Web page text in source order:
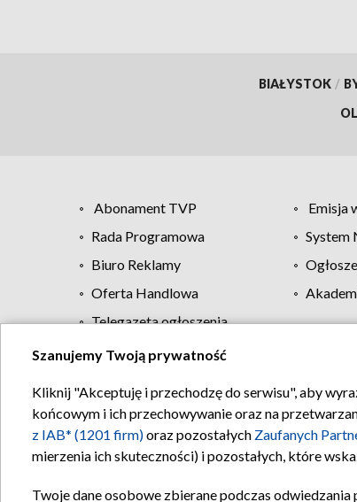
BIAŁYSTOK /
Abonament TVP Emisja
Rada Programowa
System
Biuro Reklamy
Oferta Handlowa
Telegazeta ogłoszenia
Regulamin
Szanujemy Twoją prywatność
Kliknij "Akceptuję i przechodzę do serwisu", aby
końcowym i ich przechowywanie oraz na
z IAB* (1201 firm)oraz pozostałych Zaufanych
mierzenia ich skuteczności) i pozostałych, które
Twoje dane osobowe zbierane podczas odwiedzania